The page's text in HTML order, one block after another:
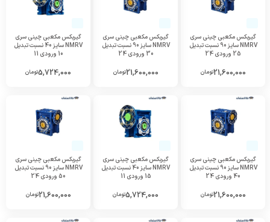
گیربکس مکعبی چینی سری
NMRV سایز 90 نسبت تبدیل
25 ورودی 24
21,600,000تومان
گیربکس مکعبی چینی سری
NMRV سایز 90 نسبت تبدیل
30 ورودی 24
21,600,000تومان
گیربکس مکعبی چینی سری
NMRV سایز 40 نسبت تبدیل
10 ورودی 11
5,724,000تومان
گیربکس مکعبی چینی سری
NMRV سایز 90 نسبت تبدیل
40 ورودی 24
21,600,000تومان
گیربکس مکعبی چینی سری
NMRV سایز 40 نسبت تبدیل
15 ورودی 11
5,724,000تومان
گیربکس مکعبی چینی سری
NMRV سایز 90 نسبت تبدیل
50 ورودی 24
21,600,000تومان